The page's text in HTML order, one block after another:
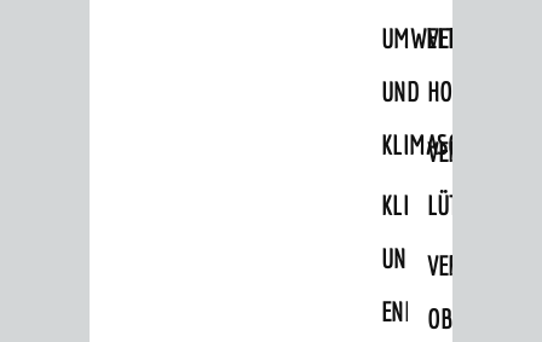
UMWELT-
UND
KLIMASCHUTZ
KLIMASCHUTZ
UND